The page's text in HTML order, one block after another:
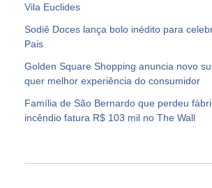
Vila Euclides
Sodiê Doces lança bolo inédito para
Pais
Golden Square Shopping anuncia novo
quer melhor experiência do consumidor
Família de São Bernardo que perdeu
incêndio fatura R$ 103 mil no The Wall